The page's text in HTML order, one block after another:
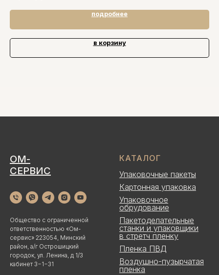
подробнее
в корзину
ОМ-
СЕРВИС
Общество с ограниченной
ответственностью «Ом-
сервис» 223054, Минский
район, а/г Острошицкий
городок, ул. Ленина, д 1/3
кабинет 3−1−31
КАТАЛОГ
Упаковочные пакеты
Картонная упаковка
Упаковочное
обрудование
Пакетоделательные
станки и упаковщики
в стретч пленку
Пленка ПВД
Воздушно-пузырчатая
пленка